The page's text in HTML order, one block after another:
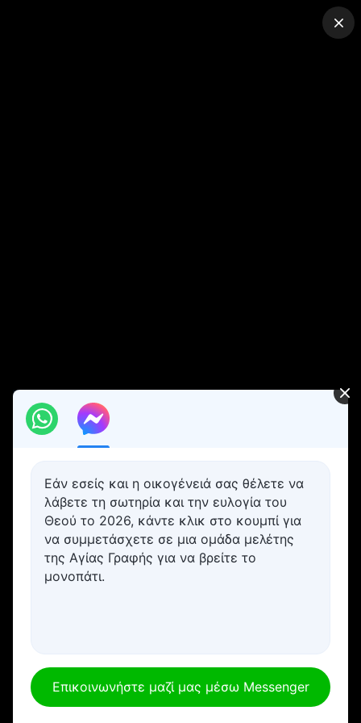
Εάν εσείς και η οικογένειά σας θέλετε να
λάβετε τη σωτηρία και την ευλογία του
Θεού το 2026, κάντε κλικ στο κουμπί για
να συμμετάσχετε σε μια ομάδα μελέτης
της Αγίας Γραφής για να βρείτε το
μονοπάτι.
Επικοινωνήστε μαζί μας μέσω Messenger